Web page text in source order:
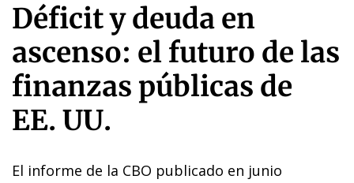
Déficit y deuda en
ascenso: el futuro de las
finanzas públicas de
EE. UU.
El informe de la CBO publicado en junio